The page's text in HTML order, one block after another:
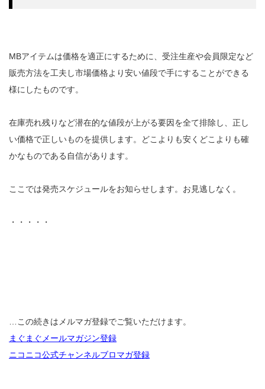
MBアイテムは価格を適正にするために、受注生産や会員限定など
販売方法を工夫し市場価格より安い値段で手にすることができる
様にしたものです。
在庫売れ残りなど潜在的な値段が上がる要因を全て排除し、正し
い価格で正しいものを提供します。どこよりも安くどこよりも確
かなものである自信があります。
ここでは発売スケジュールをお知らせします。お見逃しなく。
・・・・・
…この続きはメルマガ登録でご覧いただけます。
まぐまぐメールマガジン登録
ニコニコ公式チャンネルブロマガ登録